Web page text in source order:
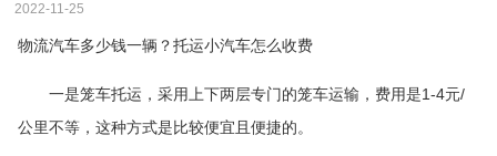
2022-11-25
物流汽车多少钱一辆？托运小汽车怎么收费
一是笼车托运，采用上下两层专门的笼车运输，费用是1-4元/
公里不等，这种方式是比较便宜且便捷的。